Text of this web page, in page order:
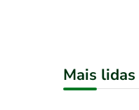
Mais lidas